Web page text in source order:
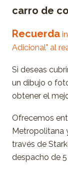
carro de
Recuerda
Adicional" al
Si deseas
un dibujo o
obtener el
Ofrecemos
Metropolitana
través de
despacho de